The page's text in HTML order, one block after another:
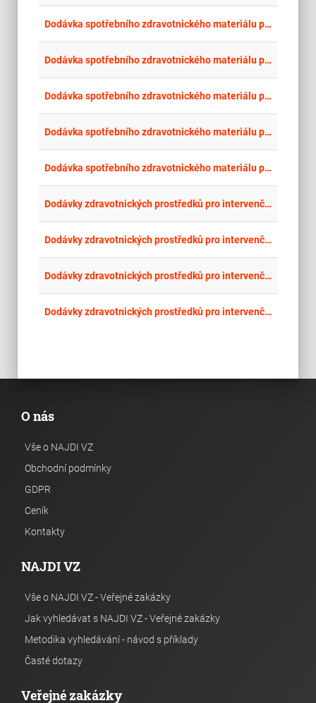
Dodávka spotřebního zdravotnického materiálu pro intervenční radiologii - neurointervence část 4. Neurointervenční vodící katétr
Dodávka spotřebního zdravotnického materiálu pro intervenční radiologii - neurointervence část 3. Embolizační spirálky pro intrakraniální použití
Dodávka spotřebního zdravotnického materiálu pro intervenční radiologii - neurointervence část 2. Mikrokatétry pro neurointervence
Dodávka spotřebního zdravotnického materiálu pro intervenční radiologii - neurointervence část 1. Mikrovodiče pro neurointervence
Dodávka spotřebního zdravotnického materiálu pro intervenční radiologii - neurointervence
Dodávky zdravotnických prostředků pro intervenční kardiologii
Dodávky zdravotnických prostředků pro intervenční kardiologii
Dodávky zdravotnických prostředků pro intervenční radiologii
Dodávky zdravotnických prostředků pro intervenční radiologii II.
O nás
Vše o NAJDI VZ
Obchodní podmínky
GDPR
Ceník
Kontakty
NAJDI VZ
Vše o NAJDI VZ - Veřejné zakázky
Jak vyhledávat s NAJDI VZ - Veřejné zakázky
Metodika vyhledávání - návod s příklady
Časté dotazy
Veřejné zakázky